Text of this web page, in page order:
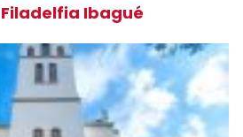
Ibagué